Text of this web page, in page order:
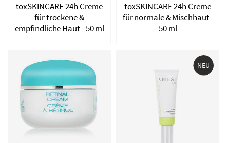
toxSKINCARE 24h Creme
für trockene &
empfindliche Haut - 50 ml
toxSKINCARE 24h Creme
für normale & Mischhaut -
50 ml
NEU